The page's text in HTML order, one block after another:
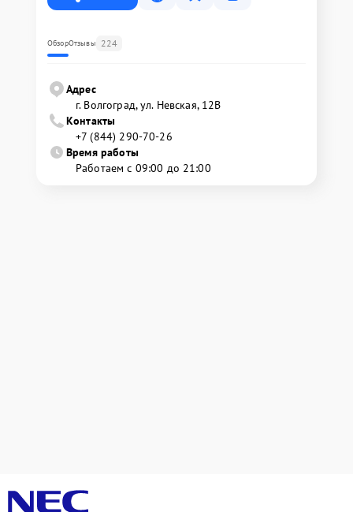
ОбзорОтзывы 224
Адрес
г. Волгоград, ул. Невская, 12В
Контакты
+7 (844) 290-70-26
Время работы
Работаем с 09:00 до 21:00